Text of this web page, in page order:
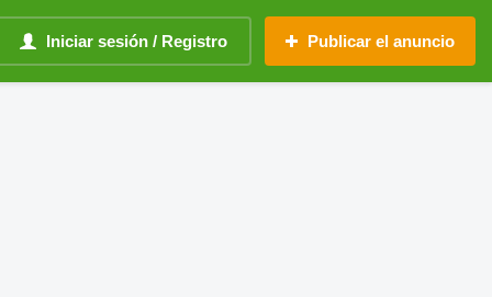
Iniciar sesión / Registro Publicar el anuncio